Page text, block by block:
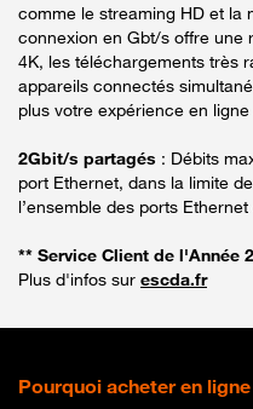
comme le streaming HD et la
connexion en Gbt/s offre une
4K, les téléchargements très
appareils connectés
plus votre expérience en
2Gbit/s partagés : Débits
port Ethernet, dans la limite
l’ensemble des ports
** Service Client de l'Année
Plus d'infos sur escda.fr
Pourquoi acheter en ligne